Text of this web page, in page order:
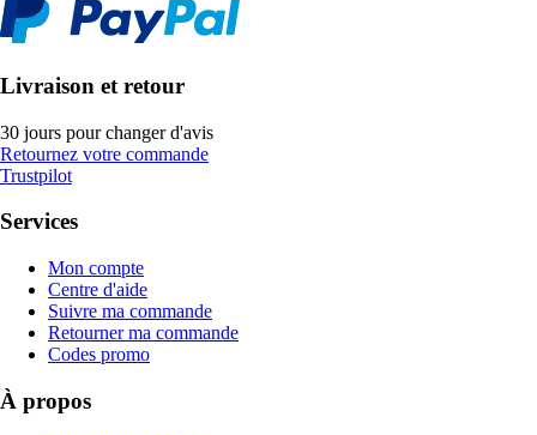
Livraison et retour
30 jours pour changer d'avis
Retournez votre commande
Trustpilot
Services
Mon compte
Centre d'aide
Suivre ma commande
Retourner ma commande
Codes promo
À propos